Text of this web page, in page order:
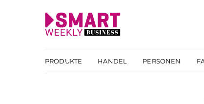
PRODUKTE HANDEL PERSONEN